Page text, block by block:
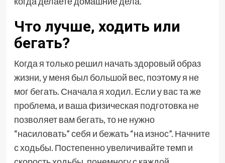
Что лучше, ходить или
бегать?
Когда я только решил начать здоровый образ
жизни, у меня был большой вес, поэтому я не
мог бегать. Сначала я ходил. Если у вас та же
проблема, и ваша физическая подготовка не
позволяет вам бегать, то не нужно
“насиловать” себя и бежать “на износ”. Начните
с ходьбы. Постепенно увеличивайте темп и